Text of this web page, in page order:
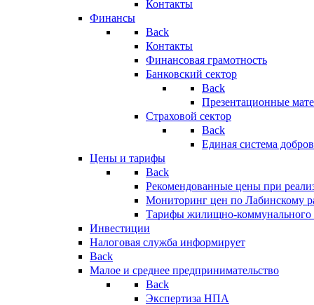
Контакты
Финансы
Back
Контакты
Финансовая грамотность
Банковский сектор
Back
Презентационные
Страховой сектор
Back
Единая система
Цены и тарифы
Back
Рекомендованные цены при
Мониторинг цен по Лабинскому
Тарифы жилищно-коммунального
Инвестиции
Налоговая служба информирует
Back
Малое и среднее предпринимательство
Back
Экспертиза НПА